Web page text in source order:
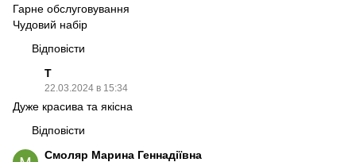
Гарне обслуговування
Чудовий набір
Відповісти
T
22.03.2024 в 15:34
Дуже красива та якісна
Відповісти
Смоляр Марина Геннадіївна